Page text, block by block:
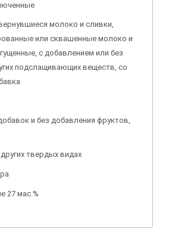
молоко и сливки,
или сквашенные молоко и
с добавлением или без
подслащивающих веществ, со
и без добавления фруктов,
твердых видах
27 мас.%